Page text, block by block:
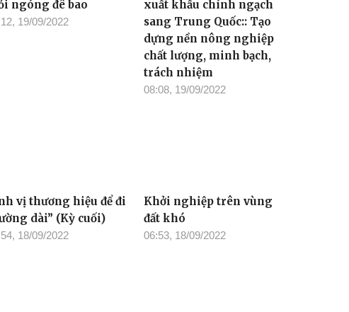
ngóng đê bao
19/09/2022
xuất khẩu chính ngạch
sang Trung Quốc:: Tạo
dựng nền nông nghiệp
chất lượng, minh bạch,
trách nhiệm
08:08, 19/09/2022
vị thương hiệu để đi
dài” (Kỳ cuối)
18/09/2022
Khởi nghiệp trên vùng
đất khó
06:53, 18/09/2022